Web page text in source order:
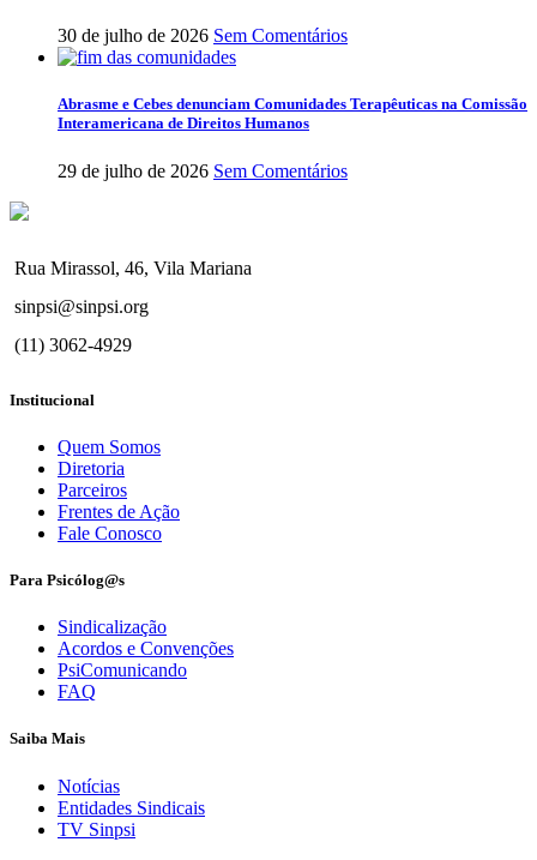
30 de julho de 2026 Sem Comentários
Abrasme e Cebes denunciam Comunidades Terapêuticas na Comissão
Interamericana de Direitos Humanos
29 de julho de 2026 Sem Comentários
Rua Mirassol, 46, Vila Mariana
sinpsi@sinpsi.org
(11) 3062-4929
Institucional
Quem Somos
Diretoria
Parceiros
Frentes de Ação
Fale Conosco
Para Psicólog@s
Sindicalização
Acordos e Convenções
PsiComunicando
FAQ
Saiba Mais
Notícias
Entidades Sindicais
TV Sinpsi